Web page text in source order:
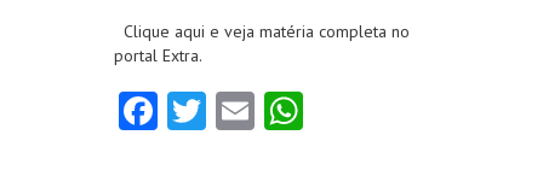
Clique aqui e veja matéria completa no
portal Extra.
Fa T E